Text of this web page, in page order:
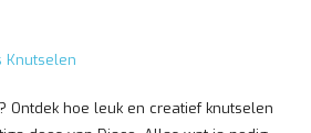
Knutselen
Ontdek hoe leuk en creatief knutselen